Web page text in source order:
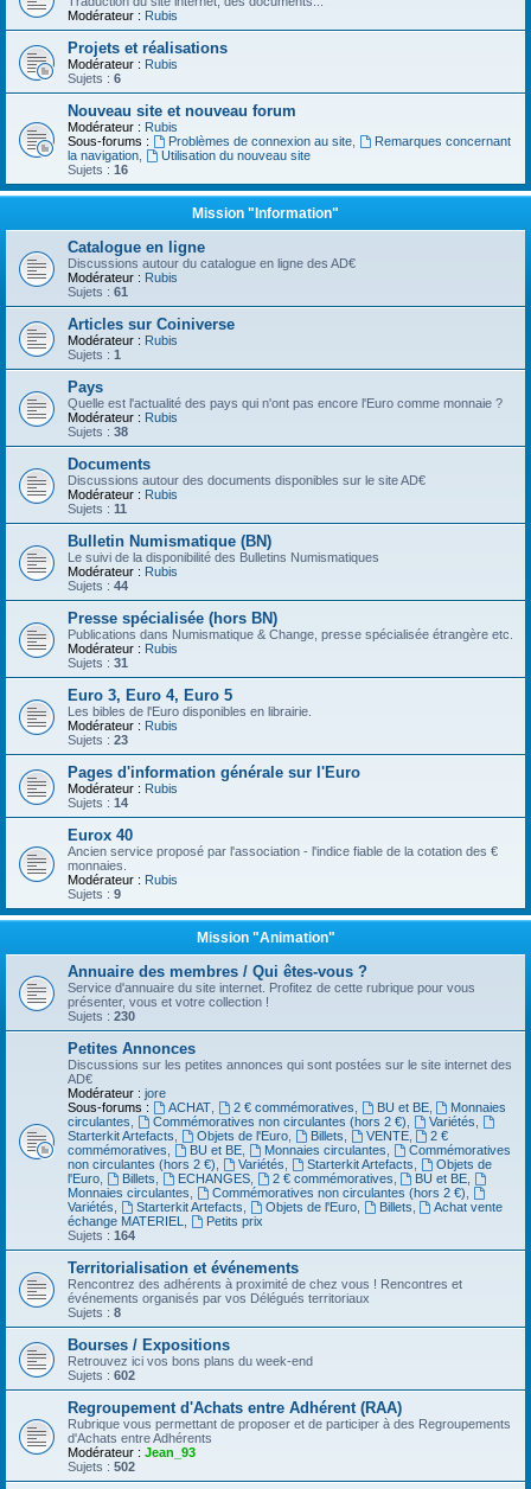
Modérateur : Rubis
Projets et réalisations
Modérateur : Rubis
Sujets : 6
Nouveau site et nouveau forum
Modérateur : Rubis
Sous-forums :
Problèmes de connexion au site,
Remarques concernant
la navigation
Utilisation du nouveau site
Sujets : 16
Mission "Information"
Catalogue en ligne
Discussions autour du catalogue en ligne des AD€
Modérateur : Rubis
Sujets : 61
Articles sur Coiniverse
Modérateur : Rubis
Sujets : 1
Pays
Quelle est l'actualité des pays qui n'ont pas encore l'Euro comme monnaie ?
Modérateur : Rubis
Sujets : 38
Documents
Discussions autour des documents disponibles sur le site AD€
Modérateur : Rubis
Sujets : 11
Bulletin Numismatique (BN)
Le suivi de la disponibilité des Bulletins Numismatiques
Modérateur : Rubis
Sujets : 44
Presse spécialisée (hors BN)
Publications dans Numismatique & Change, presse spécialisée étrangère etc.
Modérateur : Rubis
Sujets : 31
Euro 3, Euro 4, Euro 5
Les bibles de l'Euro disponibles en librairie.
Modérateur : Rubis
Sujets : 23
Pages d'information générale sur l'Euro
Modérateur : Rubis
Sujets : 14
Eurox 40
Ancien service proposé par l'association - l'indice fiable de la cotation des €
monnaies.
Modérateur : Rubis
Sujets : 9
Mission "Animation"
Annuaire des membres / Qui êtes-vous ?
Service d'annuaire du site internet. Profitez de cette rubrique pour vous
présenter, vous et votre collection !
Sujets : 230
Petites Annonces
Discussions sur les petites annonces qui sont postées sur le site internet des
AD€
Modérateur : jore
Sous-forums :
ACHAT, 2 € commémoratives BU et BE,
Monnaies
circulantes
Commémoratives non circulantes (hors 2 €) Variétés
Starterkit Artefacts
Objets de l'Euro, Billets VENTE,
2 €
commémoratives
BU et BE, Monnaies circulantes
Commémoratives
non circulantes (hors 2 €)
Variétés Starterkit Artefacts
Objets de
l'Euro
Billets ECHANGES, 2 € commémoratives BU et BE
Monnaies circulantes
Commémoratives non circulantes (hors 2 €)
Variétés
Starterkit Artefacts Objets de l'Euro, Billets
Achat vente
échange MATERIEL
Petits prix
Sujets : 164
Territorialisation et événements
Rencontrez des adhérents à proximité de chez vous ! Rencontres et
événements organisés par vos Délégués territoriaux
Sujets : 8
Bourses / Expositions
Retrouvez ici vos bons plans du week-end
Sujets : 602
Regroupement d'Achats entre Adhérent (RAA)
Rubrique vous permettant de proposer et de participer à des Regroupements
d'Achats entre Adhérents
Modérateur : Jean_93
Sujets : 502